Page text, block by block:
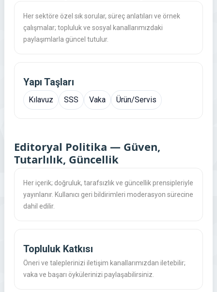
Her sektöre özel sık sorular, süreç anlatıları ve örnek
çalışmalar; topluluk ve sosyal kanallarımızdaki
paylaşımlarla güncel tutulur.
Yapı Taşları
Kılavuz SSS Vaka Ürün/Servis
Editoryal Politika — Güven,
Tutarlılık, Güncellik
Her içerik; doğruluk, tarafsızlık ve güncellik prensipleriyle
yayınlanır. Kullanıcı geri bildirimleri moderasyon sürecine
dahil edilir.
Topluluk Katkısı
Öneri ve taleplerinizi iletişim kanallarımızdan iletebilir;
vaka ve başarı öykülerinizi paylaşabilirsiniz.